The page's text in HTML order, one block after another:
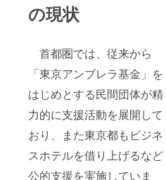
の現状
首都圏では、従来から
「東京アンブレラ基金」を
はじめとする民間団体が精
力的に支援活動を展開して
おり、また東京都もビジネ
スホテルを借り上げるなど
公的支援を実施していま